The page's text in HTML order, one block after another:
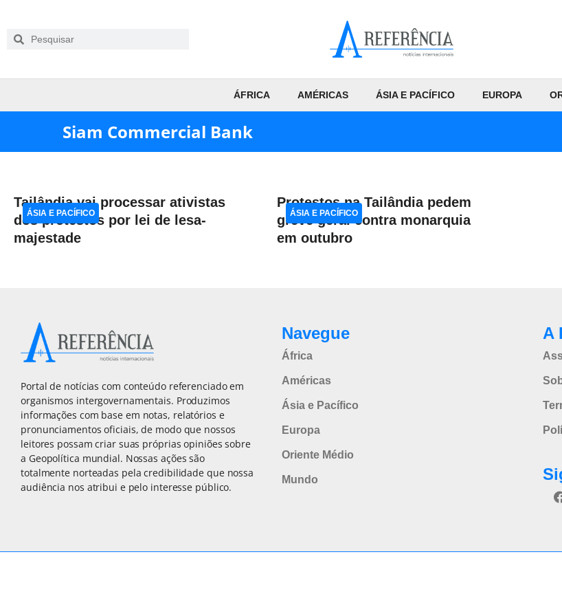
ÁFRICA AMÉRICAS ÁSIA E PACÍFICO EUROPA
Siam Commercial Bank
Tailândia vai processar ativistas
dos protestos por lei de lesa-
majestade
ÁSIA E PACÍFICO
Protestos na Tailândia pedem
greve geral contra monarquia
em outubro
ÁSIA E PACÍFICO
Portal de notícias com conteúdo referenciado em
organismos intergovernamentais. Produzimos
informações com base em notas, relatórios e
pronunciamentos oficiais, de modo que nossos
leitores possam criar suas próprias opiniões sobre
a Geopolítica mundial. Nossas ações são
totalmente norteadas pela credibilidade que nossa
audiência nos atribui e pelo interesse público.
Navegue
África
Américas
Ásia e Pacífico
Europa
Oriente Médio
Mundo
A